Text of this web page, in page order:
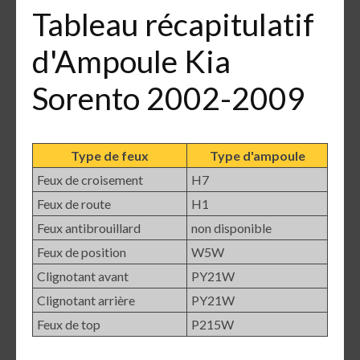
Tableau récapitulatif
d'Ampoule Kia
Sorento 2002-2009
Type de feux
Type d'ampoule
Feux de croisement
H7
Feux de route
H1
Feux antibrouillard
non disponible
Feux de position
W5W
Clignotant avant
PY21W
Clignotant arrière
PY21W
Feux de top
P215W